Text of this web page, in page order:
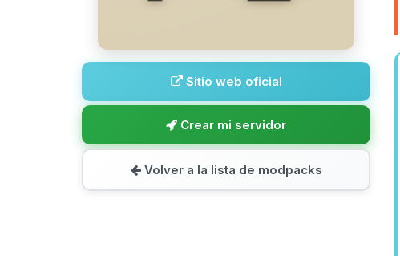
Sitio web oficial
Crear mi servidor
Volver a la lista de modpacks